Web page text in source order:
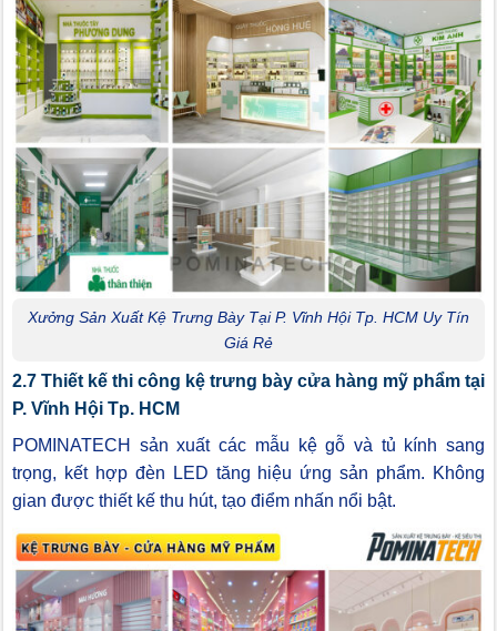
Xưởng Sản Xuất Kệ Trưng Bày Tại P. Vĩnh Hội Tp. HCM Uy Tín
Giá Rẻ
2.7 Thiết kế thi công kệ trưng bày cửa hàng mỹ phẩm tại
P. Vĩnh Hội Tp. HCM
POMINATECH sản xuất các mẫu kệ gỗ và tủ kính sang
trọng, kết hợp đèn LED tăng hiệu ứng sản phẩm. Không
gian được thiết kế thu hút, tạo điểm nhấn nổi bật.